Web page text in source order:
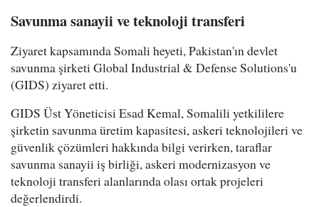
Savunma sanayii ve teknoloji transferi
Ziyaret kapsamında Somali heyeti, Pakistan'ın devlet
savunma şirketi Global Industrial & Defense Solutions'u
(GIDS) ziyaret etti.
GIDS Üst Yöneticisi Esad Kemal, Somalili yetkililere
şirketin savunma üretim kapasitesi, askeri teknolojileri ve
güvenlik çözümleri hakkında bilgi verirken, taraflar
savunma sanayii iş birliği, askeri modernizasyon ve
teknoloji transferi alanlarında olası ortak projeleri
değerlendirdi.